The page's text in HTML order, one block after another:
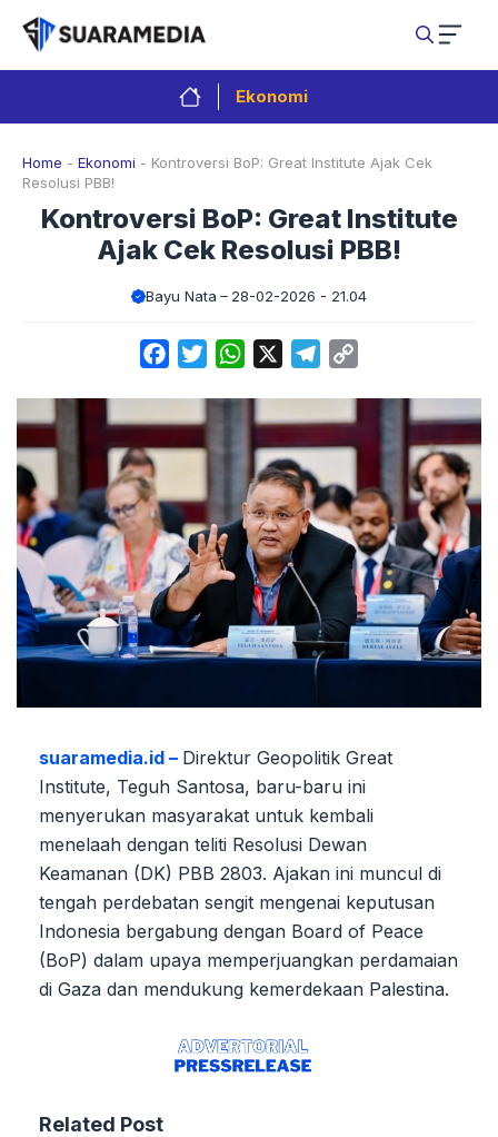
Langsung
isi
Ekonomi
Home - Ekonomi - Kontroversi BoP: Great Institute Ajak Cek
Resolusi PBB!
Kontroversi BoP: Great Institute
Ajak Cek Resolusi PBB!
Bayu Nata 28-02-2026 - 21.04
FacebookTwitterWhatsApp Telegram
suaramedia.id – Direktur Geopolitik Great
Institute, Teguh Santosa, baru-baru ini
menyerukan masyarakat untuk kembali
menelaah dengan teliti Resolusi Dewan
Keamanan (DK) PBB 2803. Ajakan ini muncul di
tengah perdebatan sengit mengenai keputusan
Indonesia bergabung dengan Board of Peace
(BoP) dalam upaya memperjuangkan perdamaian
di Gaza dan mendukung kemerdekaan Palestina.
Related Post